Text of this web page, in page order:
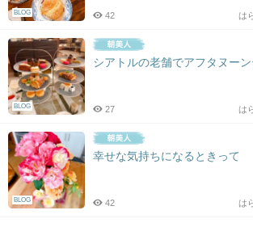
BLOG は
42
BLOG
シアトルの老舗でアフタヌー
は
27
BLOG
幸せな気持ちになるときって
は
42